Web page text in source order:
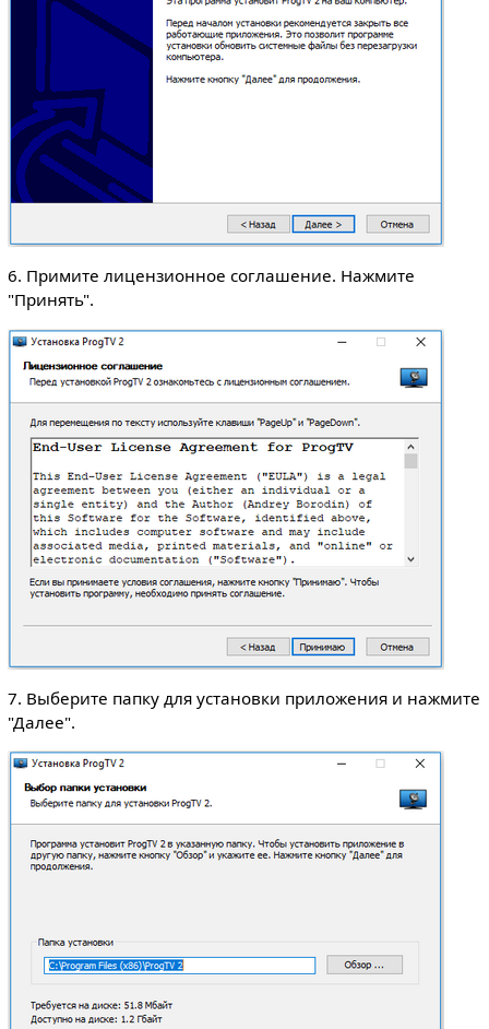
6. Примите лицензионное соглашение. Нажмите
"Принять".
7. Выберите папку для установки приложения и нажмите
"Далее".